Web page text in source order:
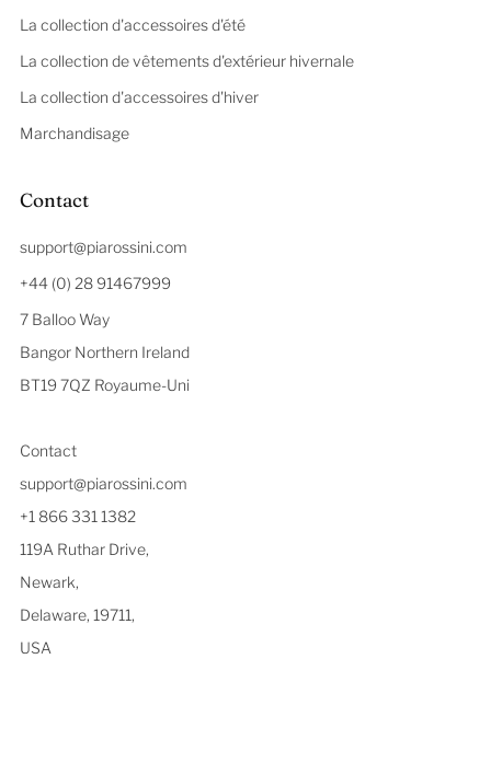
La collection d'accessoires d'été
La collection de vêtements d'extérieur hivernale
La collection d'accessoires d'hiver
Marchandisage
Contact
support@piarossini.com
+44 (0) 28 91467999
7 Balloo Way
Bangor Northern Ireland
BT19 7QZ Royaume-Uni
Contact
support@piarossini.com
+1 866 331 1382
119A Ruthar Drive,
Newark,
Delaware, 19711,
USA